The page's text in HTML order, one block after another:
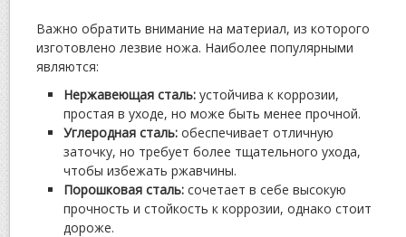
Важно обратить внимание на материал, из которого
изготовлено лезвие ножа. Наиболее популярными
являются:
Нержавеющая сталь: устойчива к коррозии,
простая в уходе, но може быть менее прочной.
Углеродная сталь: обеспечивает отличную
заточку, но требует более тщательного ухода,
чтобы избежать ржавчины.
Порошковая сталь: сочетает в себе высокую
прочность и стойкость к коррозии, однако стоит
дороже.